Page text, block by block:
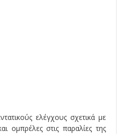
ελέγχους σχετικά με
ομπρέλες στις παραλίες της